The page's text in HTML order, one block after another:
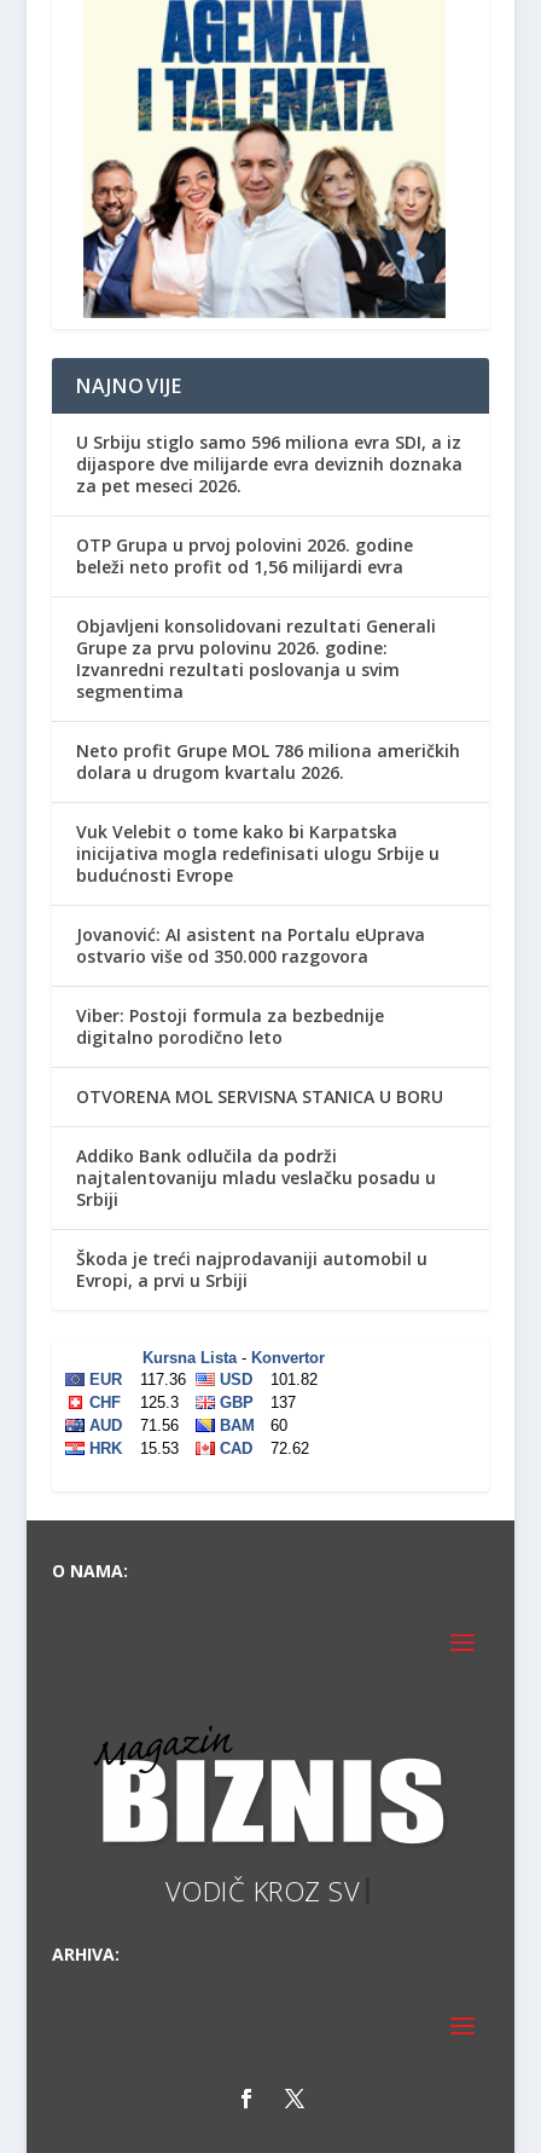
NAJNOVIJE
U Srbiju stiglo samo 596 miliona evra SDI, a iz
dijaspore dve milijarde evra deviznih doznaka
za pet meseci 2026.
OTP Grupa u prvoj polovini 2026. godine
beleži neto profit od 1,56 milijardi evra
Objavljeni konsolidovani rezultati Generali
Grupe za prvu polovinu 2026. godine:
Izvanredni rezultati poslovanja u svim
segmentima
Neto profit Grupe MOL 786 miliona američkih
dolara u drugom kvartalu 2026.
Vuk Velebit o tome kako bi Karpatska
inicijativa mogla redefinisati ulogu Srbije u
budućnosti Evrope
Jovanović: AI asistent na Portalu eUprava
ostvario više od 350.000 razgovora
Viber: Postoji formula za bezbednije
digitalno porodično leto
OTVORENA MOL SERVISNA STANICA U BORU
Addiko Bank odlučila da podrži
najtalentovaniju mladu veslačku posadu u
Srbiji
Škoda je treći najprodavaniji automobil u
Evropi, a prvi u Srbiji
O NAMA:
VODIČ
ARHIVA: